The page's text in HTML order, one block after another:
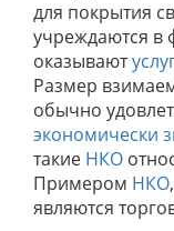
для покрытия
учреждаются в
оказывают
Размер
обычно
экономически
такие НКО
Примером НКО
являются